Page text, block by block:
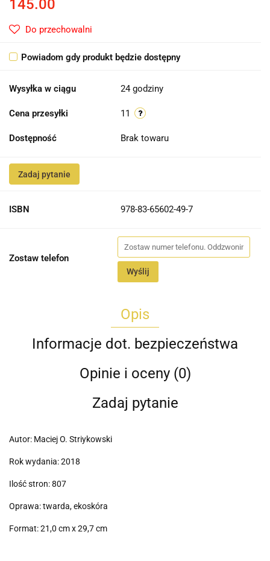
145.00
Do przechowalni
Powiadom gdy produkt będzie dostępny
Wysyłka w ciągu 24 godziny
Cena przesyłki 11
Dostępność Brak towaru
Zadaj pytanie
ISBN 978-83-65602-49-7
Zostaw telefon
Wyślij
Opis
Informacje dot. bezpieczeństwa
Opinie i oceny (0)
Zadaj pytanie
Autor: Maciej O. Striykowski
Rok wydania: 2018
Ilość stron: 807
Oprawa: twarda, ekoskóra
Format: 21,0 cm x 29,7 cm